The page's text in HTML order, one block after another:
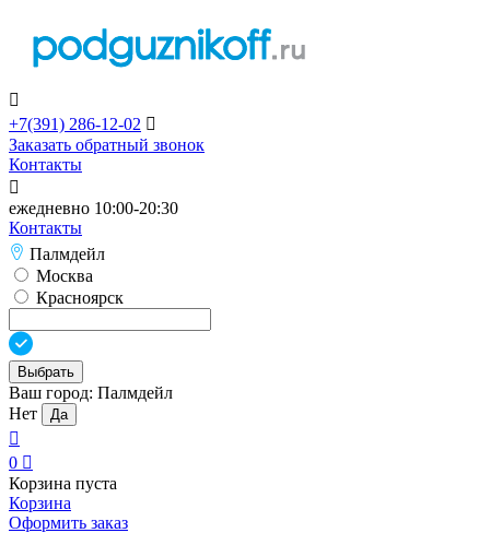

+7(391) 286-12-02 
Заказать обратный звонок
Контакты

ежедневно 10:00-20:30
Контакты
Палмдейл
Москва
Красноярск
Выбрать
Ваш город: Палмдейл
Нет
Да

0 
Корзина пуста
Корзина
Оформить заказ